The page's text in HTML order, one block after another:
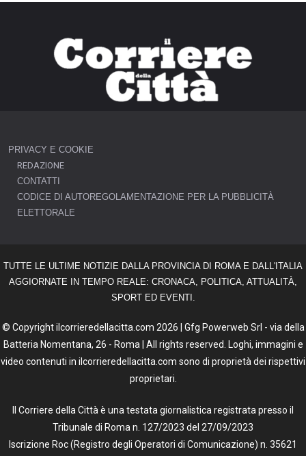
PRIVACY E COOKIE
REDAZIONE
CONTATTI
CODICE DI AUTOREGOLAMENTAZIONE PER LA PUBBLICITÀ
ELETTORALE
TUTTE LE ULTIME NOTIZIE DALLA PROVINCIA DI ROMA E DALL'ITALIA
AGGIORNATE IN TEMPO REALE: CRONACA, POLITICA, ATTUALITÀ,
SPORT ED EVENTI.
© Copyright ilcorrieredellacitta.com 2026 | Gfg Powerweb Srl - via della
Batteria Nomentana, 26 - Roma | All rights reserved. Loghi, immagini e
video contenuti in ilcorrieredellacitta.com sono di proprietà dei rispettivi
proprietari.
Il Corriere della Città è una testata giornalistica registrata presso il
Tribunale di Roma n. 127/2023 del 27/09/2023
Iscrizione Roc (Registro degli Operatori di Comunicazione) n. 35621